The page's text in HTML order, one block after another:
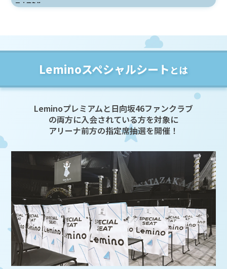
■ 応募条件
※ご応募はお一人さま1回までとなります。複数回応募された場合は最新の応募を有
① Lemino プレミアムをご契約ください。
②キャンペーンの応募フォームよりエントリーしてください。
当選された方には、3月下旬頃にご応募時に入力いただいた住所宛てに賞品を発送い
たします。メール等でのご当選連絡は実施いたしません。あらかじめご了承くださ
い。【入力のご住所の不備】【長期ご不在】【転居による住所変更】等により賞品を
お届けできない場合、当選が無効となる場合がございますのでご注意ください。
※都合により賞品の発送時期は前後する場合がございます。あらかじめご了承くださ
い。
■注意事項（ご応募の前に必ずお読みください）
１．応募者が本規約に違反していることが判明した場合、および公序良俗に反すると
NTTドコモ（以下、当社）が判断した場合、本キャンペーンへの参加および当選は
無効となります。
２．本キャンペーンの応募は1回限り有効です。同一人物による複数回の応募がある
場合、最新の応募内容を抽選の対象といたします。また、複数アカウントを用いた
不正応募が発覚した場合、本キャンペーンの応募・当選が無効となる場合がござい
ますのでご注意ください。
３．本キャンペーンの応募条件を満たさなくなった場合、ご応募・当選が無効となる
場合がございますのでご注意ください。
４．本キャンペーンと当社が同時期に実施する他のキャンペーンとの重複当選ができ
ない場合があります。
また、応募受付状況や抽選結果に関するお問合せにはお答えいたしかねますので、
Leminoスペシャルシート とは
Leminoプレミアムと日向坂46ファンクラブ
の両方に入会されている方を対象に
アリーナ前方の指定席抽選を開催！